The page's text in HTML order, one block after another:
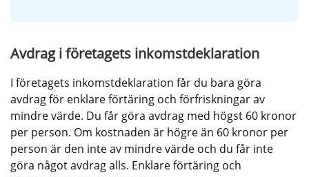
Avdrag i företagets inkomstdeklaration
I företagets inkomstdeklaration får du bara göra
avdrag för enklare förtäring och förfriskningar av
mindre värde. Du får göra avdrag med högst 60 kronor
per person. Om kostnaden är högre än 60 kronor per
person är den inte av mindre värde och du får inte
göra något avdrag alls. Enklare förtäring och